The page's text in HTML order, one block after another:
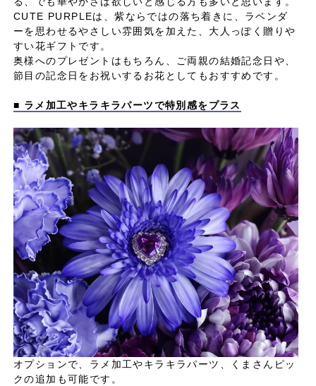
CUTE PURPLEは、紫ならではの落ち着きに、ラベンダ
ーを思わせるやさしい雰囲気を加えた、大人っぽく贈りや
すい花ギフトです。
奥様へのプレゼントはもちろん、ご両親の結婚記念日や、
節目の記念日をお祝いするお花としてもおすすめです。
■ ラメ加工やキラキラパーツで特別感をプラス
オプションで、ラメ加工やキラキラパーツ、くまさんピッ
クの追加も可能です。